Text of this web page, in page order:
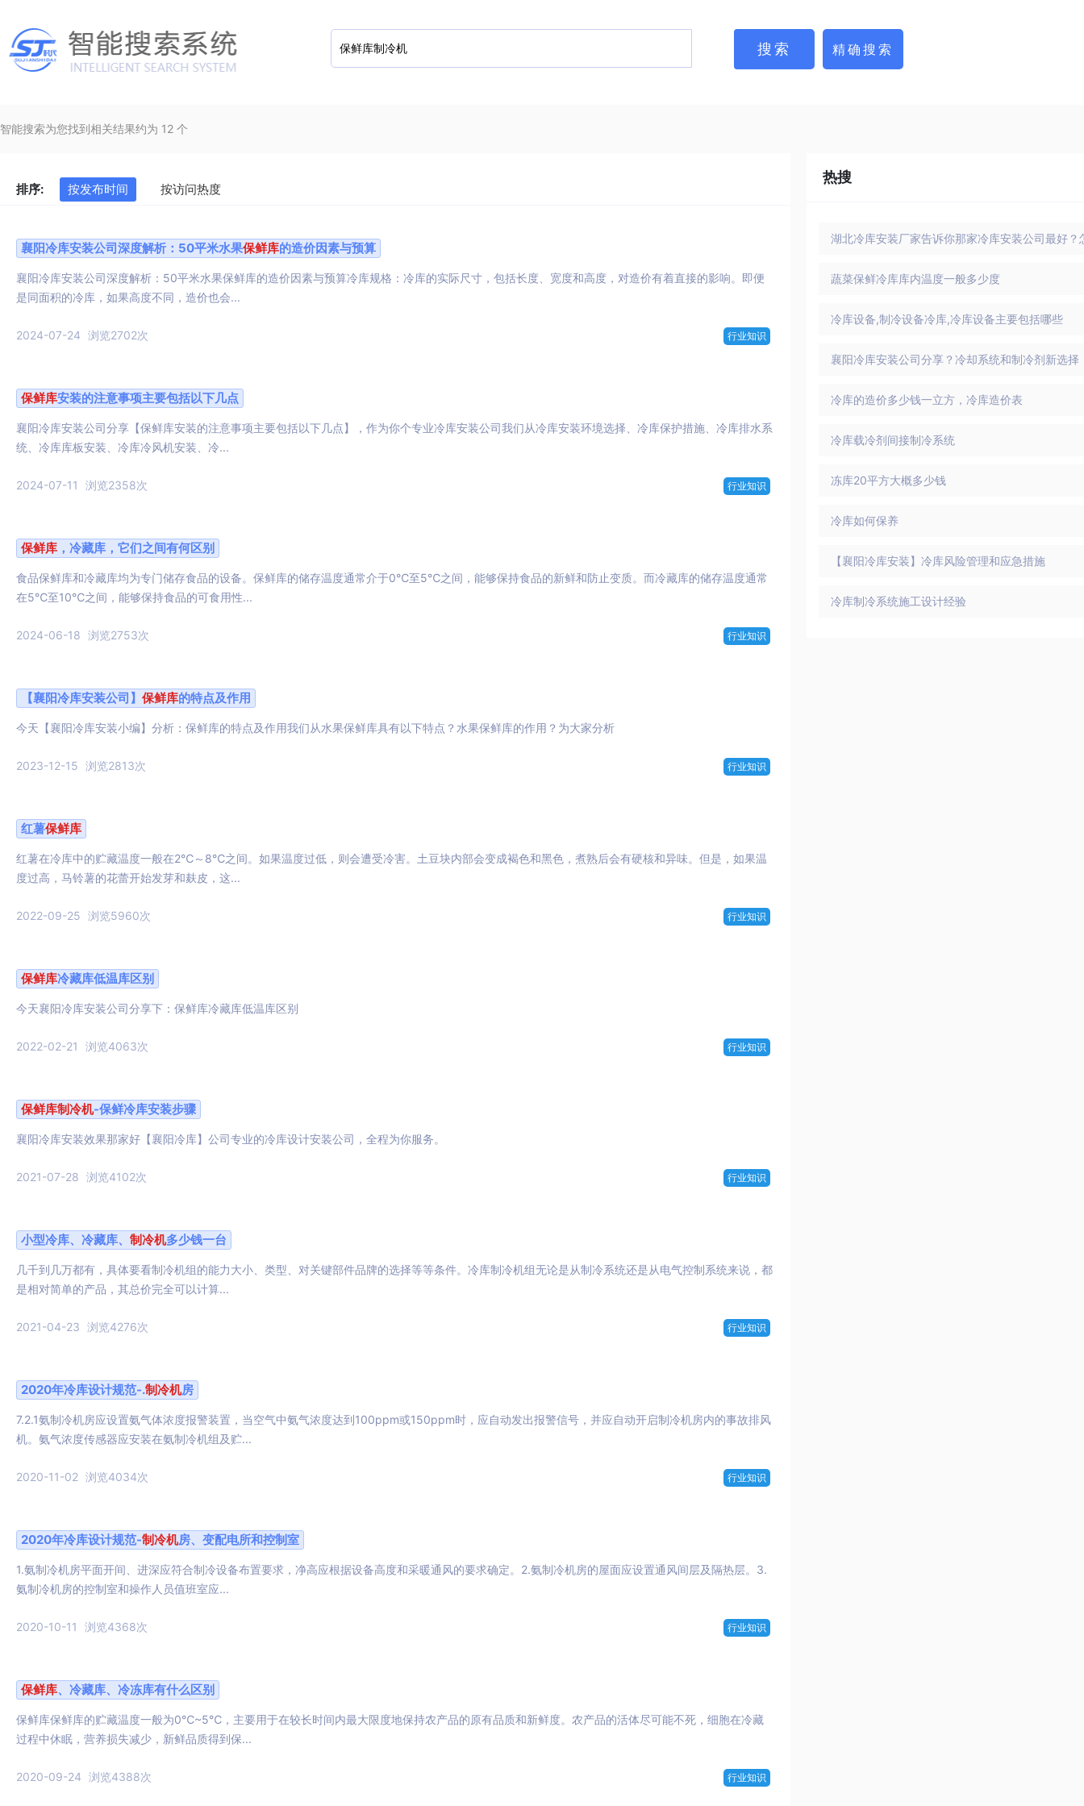
智能搜索为您找到相关结果约为 12 个
排序: 按发布时间 按访问热度
襄阳冷库安装公司深度解析：50平米水果保鲜库的造价因素与预算
襄阳冷库安装公司深度解析：50平米水果保鲜库的造价因素与预算冷库规格：冷库的实际尺寸，包括长度、宽度和高度，对造价有着直接的影响。即便
是同面积的冷库，如果高度不同，造价也会...
2024-07-24 浏览2702次 行业知识
保鲜库安装的注意事项主要包括以下几点
襄阳冷库安装公司分享【保鲜库安装的注意事项主要包括以下几点】，作为你个专业冷库安装公司我们从冷库安装环境选择、冷库保护措施、冷库排水系
统、冷库库板安装、冷库冷风机安装、冷...
2024-07-11 浏览2358次 行业知识
保鲜库 ，冷藏库，它们之间有何区别
食品保鲜库和冷藏库均为专门储存食品的设备。保鲜库的储存温度通常介于0℃至5℃之间，能够保持食品的新鲜和防止变质。而冷藏库的储存温度通常
在5℃至10℃之间，能够保持食品的可食用性...
2024-06-18 浏览2753次 行业知识
【襄阳冷库安装公司】 保鲜库的特点及作用
今天【襄阳冷库安装小编】分析：保鲜库的特点及作用我们从水果保鲜​库具有以下特点？水果保鲜库的作用？为大家分析
2023-12-15 浏览2813次 行业知识
红薯保鲜库
红薯在冷库中的贮藏温度一般在2℃～8℃之间。如果温度过低，则会遭受冷害。土豆块内部会变成褐色和黑色，煮熟后会有硬核和异味。但是，如果温
度过高，马铃薯的花蕾开始发芽和麸皮，这...
2022-09-25 浏览5960次 行业知识
保鲜库冷藏库低温库区别
今天襄阳冷库安装公司分享下：保鲜库冷藏库低温库区别
2022-02-21 浏览4063次 行业知识
保鲜库制冷机-保鲜冷库安装步骤
襄阳冷库安装效果那家好【襄阳冷库】公司专业的冷库设计安装公司，全程为你服务。
2021-07-28 浏览4102次 行业知识
小型冷库、冷藏库、 制冷机多少钱一台
几千到几万都有，具体要看制冷机组的能力大小、类型、对关键部件品牌的选择等等条件。冷库制冷机组无论是从制冷系统还是从电气控制系统来说，都
是相对简单的产品，其总价完全可以计算...
2021-04-23 浏览4276次 行业知识
2020年冷库设计规范-.制冷机房
7.2.1氨制冷机房应设置氨气体浓度报警装置，当空气中氨气浓度达到100ppm或150ppm时，应自动发出报警信号，并应自动开启制冷机房内的事故排风
机。氨气浓度传感器应安装在氨制冷机组及贮...
2020-11-02 浏览4034次 行业知识
2020年冷库设计规范-制冷机房、变配电所和控制室
1.氨制冷机房平面开间、进深应符合制冷设备布置要求，净高应根据设备高度和采暖通风的要求确定。2.氨制冷机房的屋面应设置通风间层及隔热层。3.
氨制冷机房的控制室和操作人员值班室应...
2020-10-11 浏览4368次 行业知识
保鲜库、冷藏库、冷冻库有什么区别
保鲜库保鲜库的贮藏温度一般为0℃~5℃，主要用于在较长时间内最大限度地保持农产品的原有品质和新鲜度。农产品的活体尽可能不死，细胞在冷藏
过程中休眠，营养损失减少，新鲜品质得到保...
2020-09-24 浏览4388次 行业知识
热搜
蔬菜保鲜冷库库内温度一般多少度
冷库设备,制冷设备冷库,冷库设备主要包括哪些
襄阳冷库安装公司分享？冷却系统和制冷剂新选择
冷库的造价多少钱一立方，冷库造价表
冷库载冷剂间接制冷系统
冻库20平方大概多少钱
冷库如何保养
【襄阳冷库安装】冷库风险管理和应急措施
冷库制冷系统施工设计经验